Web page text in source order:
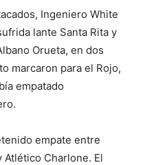
Ingeniero White
lante Santa Rita y
Orueta, en dos
marcaron para el Rojo,
empatado
empate entre
Atlético Charlone. El